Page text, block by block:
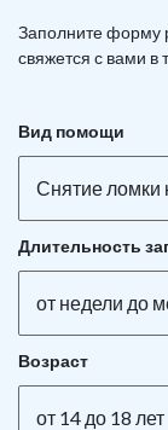
Заполните форму
свяжется с вами в
Вид помощи
Снятие ломки
Длительность
от недели до
Возраст
от 14 до 18 лет